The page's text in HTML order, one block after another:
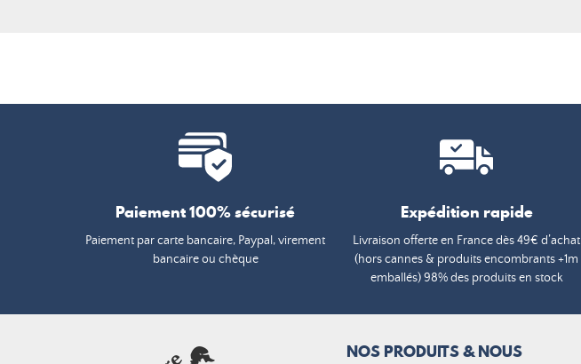
Paiement 100% sécurisé
Paiement par carte bancaire, Paypal, virement
bancaire ou chèque
Expédition rapide
Livraison offerte en France dès 49€ d’achat
(hors cannes & produits encombrants +1m
emballés) 98% des produits en stock
NOS PRODUITS & NOUS